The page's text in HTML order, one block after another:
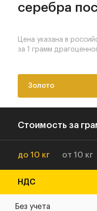
серебра
Цена указана в
за 1 грамм
Золото
Стоимость за
до 10 кг от 10 кг
НДС
Без учета